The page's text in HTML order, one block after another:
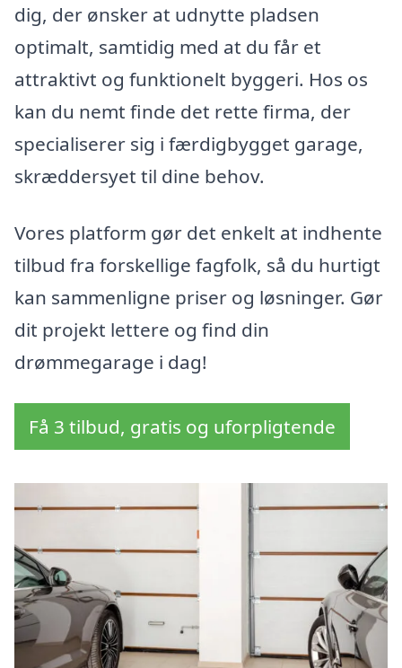
dig, der ønsker at udnytte pladsen
optimalt, samtidig med at du får et
attraktivt og funktionelt byggeri. Hos os
kan du nemt finde det rette firma, der
specialiserer sig i færdigbygget garage,
skræddersyet til dine behov.
Vores platform gør det enkelt at indhente
tilbud fra forskellige fagfolk, så du hurtigt
kan sammenligne priser og løsninger. Gør
dit projekt lettere og find din
drømmegarage i dag!
Få 3 tilbud, gratis og uforpligtende